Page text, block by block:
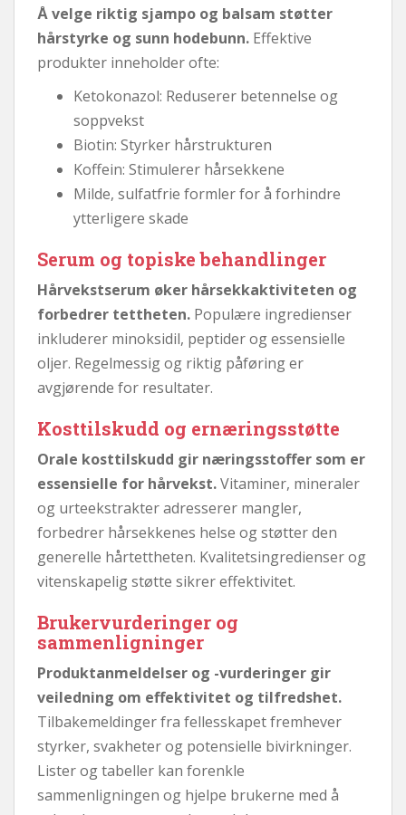
Å velge riktig sjampo og balsam støtter
hårstyrke og sunn hodebunn. Effektive
produkter inneholder ofte:
Ketokonazol: Reduserer betennelse og
soppvekst
Biotin: Styrker hårstrukturen
Koffein: Stimulerer hårsekkene
Milde, sulfatfrie formler for å forhindre
ytterligere skade
Serum og topiske behandlinger
Hårvekstserum øker hårsekkaktiviteten og
forbedrer tettheten. Populære ingredienser
inkluderer minoksidil, peptider og essensielle
oljer. Regelmessig og riktig påføring er
avgjørende for resultater.
Kosttilskudd og ernæringsstøtte
Orale kosttilskudd gir næringsstoffer som er
essensielle for hårvekst.Vitaminer, mineraler
og urteekstrakter adresserer mangler,
forbedrer hårsekkenes helse og støtter den
generelle hårtettheten. Kvalitetsingredienser og
vitenskapelig støtte sikrer effektivitet.
Brukervurderinger og
sammenligninger
Produktanmeldelser og -vurderinger gir
veiledning om effektivitet og tilfredshet.
Tilbakemeldinger fra fellesskapet fremhever
styrker, svakheter og potensielle bivirkninger.
Lister og tabeller kan forenkle
sammenligningen og hjelpe brukerne med å